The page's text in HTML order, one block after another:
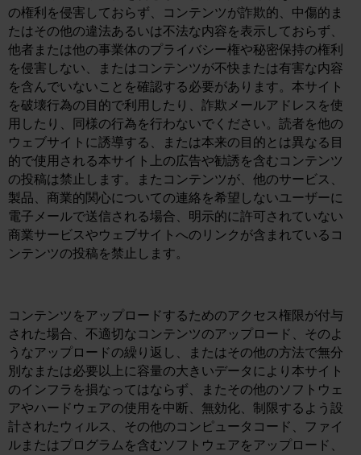
の権利を侵害しておらず、コンテンツが詐欺的、中傷的ま
たはその他の違法あるいは不法な内容を表示しておらず、
他者または他の事業体のプライバシー権や秘密保持の権利
を侵害しない、またはコンテンツが不快または有害な内容
を含んでいないことを確認する必要があります。本サイト
を破壊行為の目的で利用したり、詐欺メールアドレスを使
用したり、同様の行為を行わないでください。読者を他の
ウェブサイトに誘導する、または本来の目的とは異なる目
的で使用される本サイト上の広告や勧誘を含むコンテンツ
の投稿は禁止します。またコンテンツが、他のサービス、
製品、商業的関心についての連絡を希望しないユーザーに
電子メールで送信される場合、明示的に許可されていない
商業サービスやウェブサイトへのリンクが含まれているコ
ンテンツの投稿を禁止します。
コンテンツをアップロードするためのアクセス権限が付与
された場合、不適切なコンテンツのアップロード、そのよ
うなアップロードの繰り返し、またはその他の方法で無分
別なまたは必要以上に容量の大きいデータにより本サイト
のインフラを損なってはならず、またその他のソフトウェ
アやハードウェアの使用を中断、無効化、制限するよう設
計されたウィルス、その他のコンピュータコード、ファイ
ルまたはプログラムを含むソフトウェアをアップロード、